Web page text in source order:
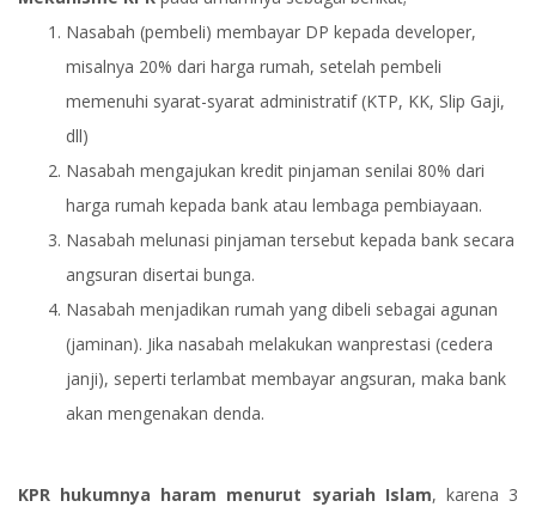
Nasabah (pembeli) membayar DP kepada developer,
misalnya 20% dari harga rumah, setelah pembeli
memenuhi syarat-syarat administratif (KTP, KK, Slip Gaji,
dll)
Nasabah mengajukan kredit pinjaman senilai 80% dari
harga rumah kepada bank atau lembaga pembiayaan.
Nasabah melunasi pinjaman tersebut kepada bank secara
angsuran disertai bunga.
Nasabah menjadikan rumah yang dibeli sebagai agunan
(jaminan). Jika nasabah melakukan wanprestasi (cedera
janji), seperti terlambat membayar angsuran, maka bank
akan mengenakan denda.
KPR hukumnya haram menurut syariah Islam, karena 3